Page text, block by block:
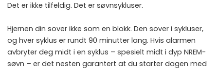
Det er ikke tilfeldig. Det er søvnsykluser.
Hjernen din sover ikke som en blokk. Den sover i sykluser,
og hver syklus er rundt 90 minutter lang. Hvis alarmen
avbryter deg midt i en syklus – spesielt midt i dyp NREM-
søvn – er det nesten garantert at du starter dagen med